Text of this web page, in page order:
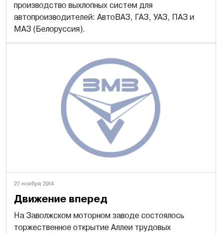
производство выхлопных систем для
автопроизводителей: АвтоВАЗ, ГАЗ, УАЗ, ПАЗ и
МАЗ (Белоруссия).
27 ноября 2014
Движение вперед
На Заволжском моторном заводе состоялось
торжественное открытие Аллеи трудовых